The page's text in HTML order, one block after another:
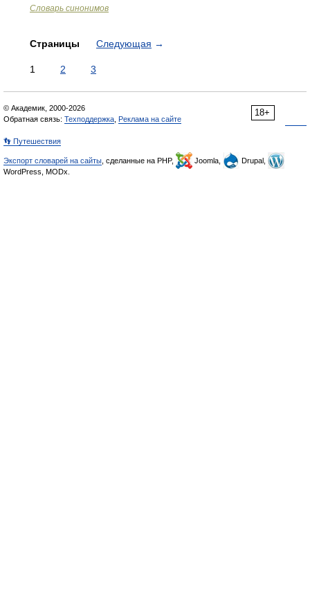
Словарь синонимов
Страницы Следующая →
1 2 3
18+
© Академик, 2000-2026
Обратная связь: Техподдержка Реклама на сайте
👣 Путешествия
Экспорт словарей на сайты , сделанные на PHP, Joomla,
Drupal,
WordPress, MODx.